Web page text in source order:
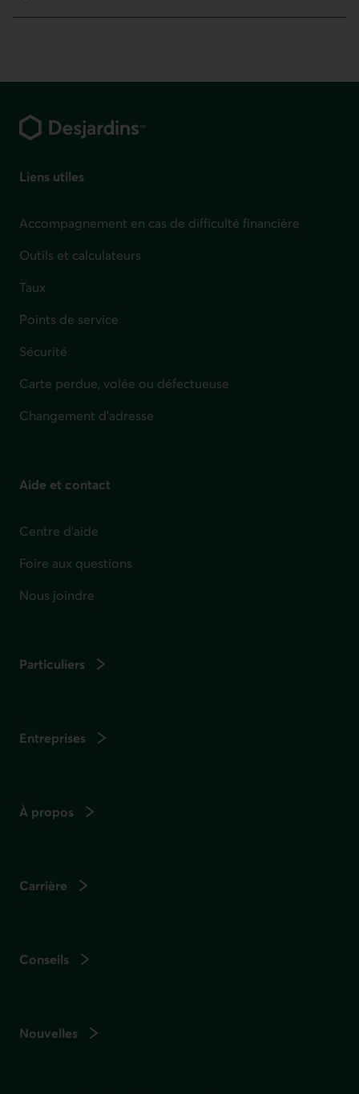
Liens utiles
Accompagnement en cas de difficulté financière
Outils et calculateurs
Taux
Points de service
Sécurité
Carte perdue, volée ou défectueuse
Changement d'adresse
Aide et contact
Centre d'aide
Foire aux questions
Nous joindre
Particuliers
Entreprises
À propos
Carrière
Conseils
Nouvelles